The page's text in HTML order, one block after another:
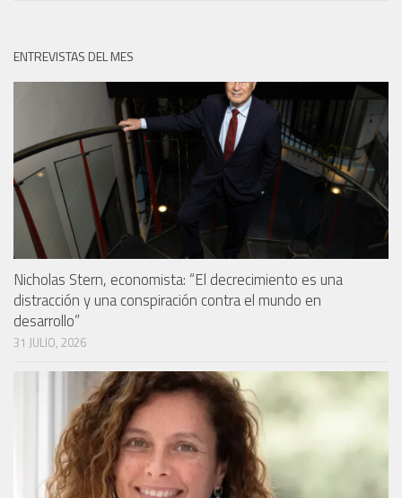
ENTREVISTAS DEL MES
Nicholas Stern, economista: “El decrecimiento es una
distracción y una conspiración contra el mundo en
desarrollo”
31 JULIO, 2026